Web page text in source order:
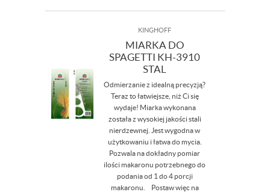
KINGHOFF
MIARKA DO
SPAGETTI KH-3910
STAL
Odmierzanie z idealną precyzją?
Teraz to łatwiejsze, niż Ci się
wydaje! Miarka wykonana
została z wysokiej jakości stali
nierdzewnej. Jest wygodna w
użytkowaniu i łatwa do mycia.
Pozwala na dokładny pomiar
ilości makaronu potrzebnego do
podania od 1 do 4 porcji
makaronu. Postaw więc na